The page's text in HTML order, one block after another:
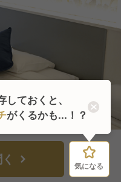
気になる
気になる
ておくと、
がくるかも...！？